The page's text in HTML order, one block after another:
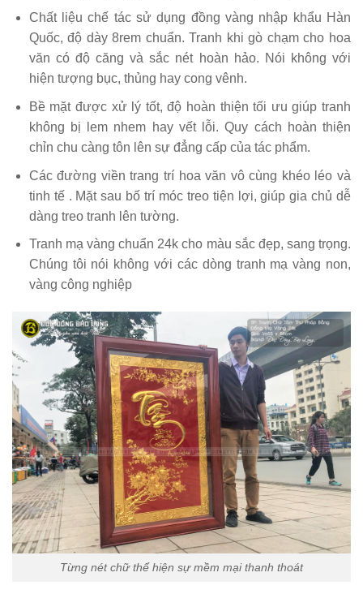
Chất liệu chế tác sử dụng đồng vàng nhập khẩu Hàn
Quốc, độ dày 8rem chuẩn. Tranh khi gò chạm cho hoa
văn có độ căng và sắc nét hoàn hảo. Nói không với
hiện tượng bục, thủng hay cong vênh.
Bề mặt được xử lý tốt, độ hoàn thiện tối ưu giúp tranh
không bị lem nhem hay vết lỗi. Quy cách hoàn thiện
chỉn chu càng tôn lên sự đẳng cấp của tác phẩm.
Các đường viền trang trí hoa văn vô cùng khéo léo và
tinh tế . Mặt sau bố trí móc treo tiện lợi, giúp gia chủ dễ
dàng treo tranh lên tường.
Tranh mạ vàng chuẩn 24k cho màu sắc đẹp, sang trọng.
Chúng tôi nói không với các dòng tranh mạ vàng non,
vàng công nghiệp
Từng nét chữ thể hiện sự mềm mại thanh thoát